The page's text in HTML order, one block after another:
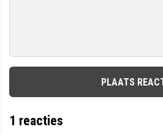
PLAATS
1 reacties